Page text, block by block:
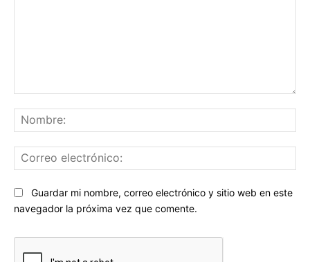
Sitio
web:
Guardar mi nombre, correo electrónico y sitio web en este
navegador la próxima vez que comente.